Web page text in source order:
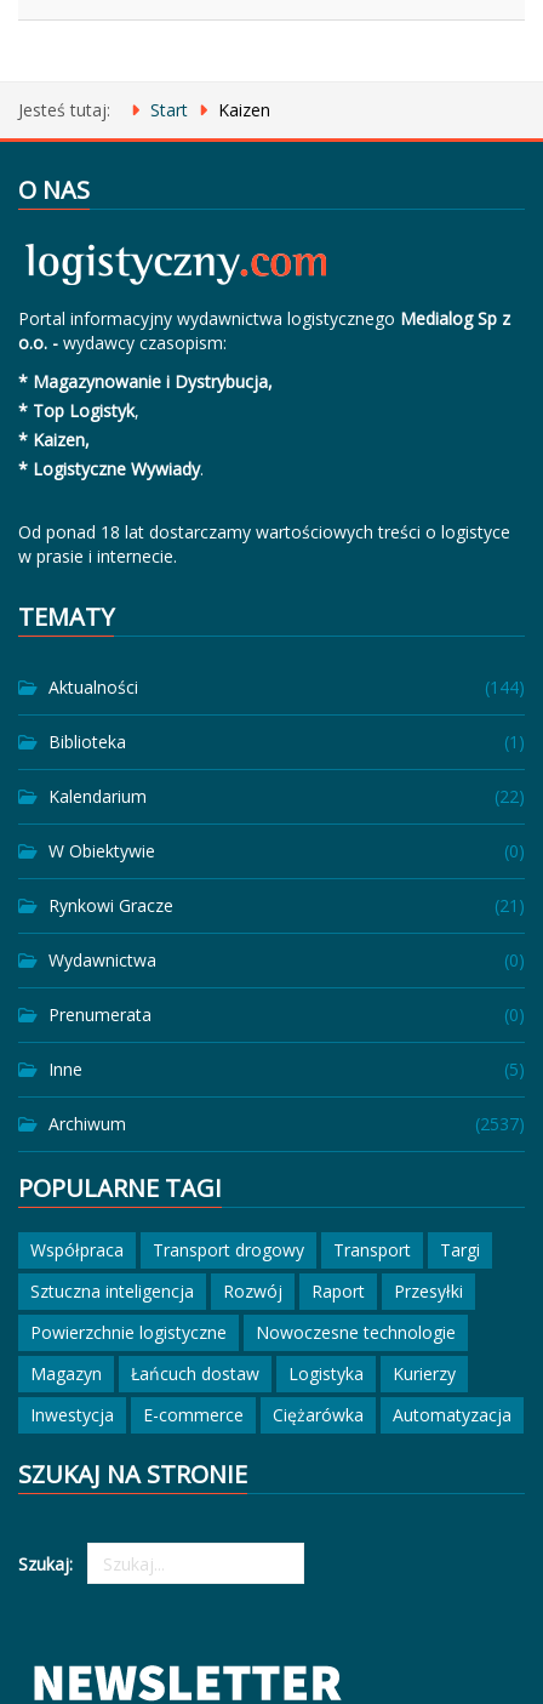
Jesteś tutaj: Start Kaizen
O NAS
Portal informacyjny wydawnictwa logistycznego Medialog Sp z
o.o. - wydawcy czasopism:
* Magazynowanie i Dystrybucja,
* Top Logistyk,
* Kaizen,
* Logistyczne Wywiady.
Od ponad 18 lat dostarczamy wartościowych treści o logistyce
w prasie i internecie.
TEMATY
Aktualności (144)
Biblioteka (1)
Kalendarium (22)
W Obiektywie (0)
Rynkowi Gracze (21)
Wydawnictwa (0)
Prenumerata (0)
Inne (5)
Archiwum (2537)
POPULARNE TAGI
Współpraca Transport drogowy Transport
Targi
Sztuczna inteligencja
Rozwój Raport
Przesyłki
Powierzchnie logistyczne
Nowoczesne technologie
Magazyn
Łańcuch dostaw Logistyka
Kurierzy
Inwestycja
E-commerce Ciężarówka Automatyzacja
SZUKAJ NA STRONIE
Szukaj: